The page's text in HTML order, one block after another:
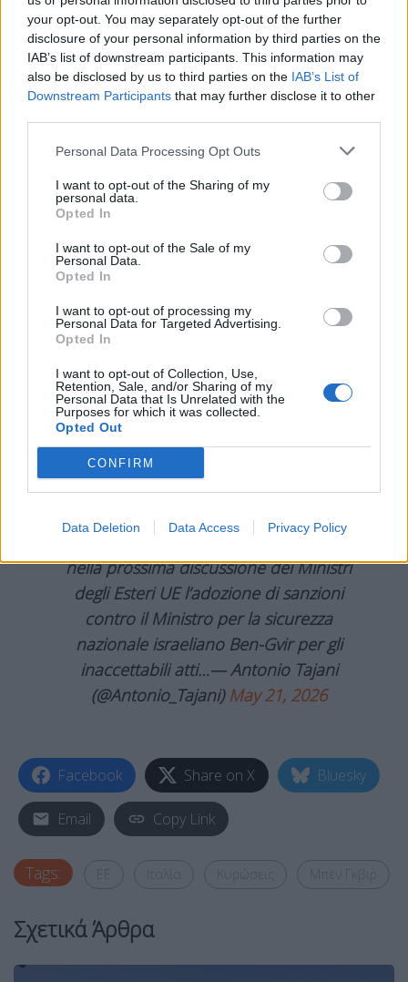
your opt-out. You may separately opt-out of the further
disclosure of your personal information by third parties on the
IAB’s list of downstream participants. This information may
also be disclosed by us to third parties on the IAB’s List of
Downstream Participants that may further disclose it to other
Personal Data Processing Opt Outs
I want to opt-out of the Sharing of my
personal data.
Opted In
I want to opt-out of the Sale of my
Personal Data.
Opted In
I want to opt-out of processing my
Personal Data for Targeted Advertising.
Opted In
I want to opt-out of Collection, Use,
Retention, Sale, and/or Sharing of my
Personal Data that Is Unrelated with the
Purposes for which it was collected.
Opted Out
CONFIRM
Data Deletion Data Access Privacy Policy
η ιταλική κυβέρνηση αλλά και ο ίδιος ο Μπενιαμίν
Νετανιάχου επέκριναν τη στάση του ακροδεξιού
υπουργού.
ζήτησα μόλις επισήμως από την Ύπατη
Εκπρόσωπο Κάγια Κάλας να συμπεριληφθεί στην
επόμενη συζήτηση των υπουργών Εξωτερικών της
ΕΕ η υιοθέτηση κυρώσεων κατά του Ισραηλινού
υπουργού Εθνικής Ασφάλειας Μπεν-Γκβιρ.
Αφορμή είναι οι απαράδεκτες πράξεις σε βάρος
της Flotilla, με την απομάκρυνση των ακτιβιστών
από διεθνή ύδατα και την υποβολή τους σε
παρενοχλήσεις και εξευτελισμούς, κατά παράβαση
των πιο στοιχειωδών ανθρωπίνων δικαιωμάτων».
A nome del Governo italiano ho appena
formalmente chiesto all’Alto
Rappresentante
@kajakallas
di includere
nella prossima discussione dei Ministri
degli Esteri UE l’adozione di sanzioni
contro il Ministro per la sicurezza
nazionale israeliano Ben-Gvir per gli
inaccettabili atti…— Antonio Tajani
(@Antonio_Tajani) May 21, 2026
Facebook Share on X Bluesky
Email Copy Link
Tags:
Σχετικά Άρθρα